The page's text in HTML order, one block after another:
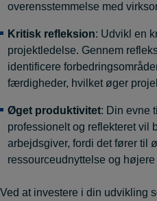
overensstemmelse med
Kritisk refleksion: Udvikl en
projektledelse. Gennem
identificere
færdigheder, hvilket øger
Øget produktivitet: Din evne
professionelt og reflekteret vil
arbejdsgiver, fordi det fører til
ressourceudnyttelse og
Ved at investere i din udvikling